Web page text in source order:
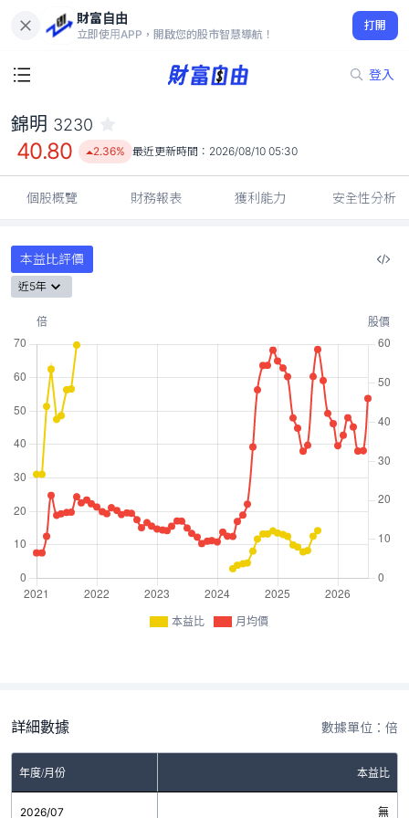
財富自由
立即使用APP，開啟您的股市智慧導航！
打開
登入
40.80
2.36%
錦明 3230
40.80 2.36% 最近更新時間： 2026/08/10 05:30
個股概覽 財務報表 獲利能力 安全性分析
本益比評價
近5年
本益比 月均價
詳細數據 數據單位：倍
年度/月份 本益比
2026/07 無